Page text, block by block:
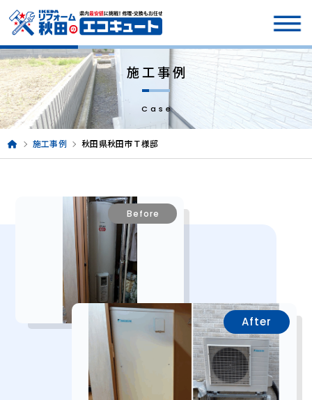
施工事例
Case
施工事例 秋田県秋田市Ｔ様邸
Before
After